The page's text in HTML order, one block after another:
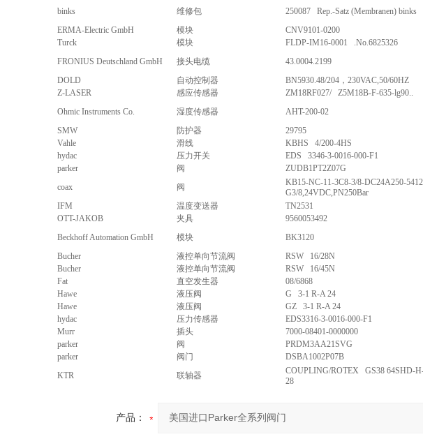
binks
维修包
250087 Rep.-Satz (Membranen) binks
ERMA-Electric GmbH
模块
CNV9101-0200
Turck
模块
FLDP-IM16-0001 .No.6825326
FRONIUS Deutschland GmbH
接头电缆
43.0004.2199
DOLD
自动控制器
BN5930.48/204，230VAC,50/60HZ
Z-LASER
感应传感器
ZM18RF027/ Z5M18B-F-635-lg90..
Ohmic Instruments Co.
湿度传感器
AHT-200-02
SMW
防护器
29795
Vahle
滑线
KBHS 4/200-4HS
hydac
压力开关
EDS 3346-3-0016-000-F1
parker
阀
ZUDB1PT2Z07G
coax
阀
KB15-NC-11-3C8-3/8-DC24A250-
G3/8,24VDC,PN250Bar
IFM
温度变送器
TN2531
OTT-JAKOB
夹具
9560053492
Beckhoff Automation GmbH
模块
BK3120
Bucher
液控单向节流阀
RSW 16/28N
Bucher
液控单向节流阀
RSW 16/45N
Fat
直空发生器
08/6868
Hawe
液压阀
G 3-1 R-A 24
Hawe
液压阀
GZ 3-1 R-A 24
hydac
压力传感器
EDS3316-3-0016-000-F1
Murr
插头
7000-08401-0000000
parker
阀
PRDM3AA21SVG
parker
阀门
DSBA1002P07B
KTR
联轴器
COUPLING/ROTEX GS38 64SHD-
28
产品：